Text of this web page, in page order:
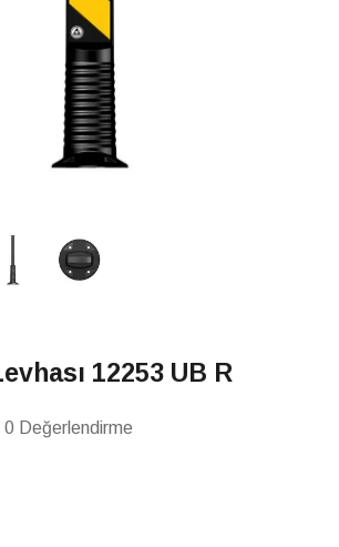
12253 UB R
0 Değerlendirme